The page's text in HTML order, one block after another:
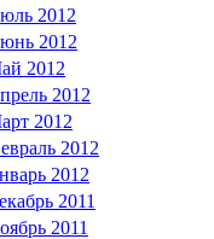
2012
2012
2012
2012
2012
2012
2012
2011
2011